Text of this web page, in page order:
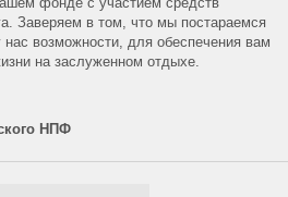
Заверяем в том, что мы постараемся
возможности, для обеспечения вам
на заслуженном отдыхе.
НПФ